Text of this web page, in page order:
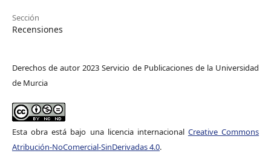
Sección
Recensiones
Derechos de autor 2023 Servicio de Publicaciones de la Universidad
de Murcia
Esta obra está bajo una licencia internacional Creative Commons
Atribución-NoComercial-SinDerivadas 4.0.